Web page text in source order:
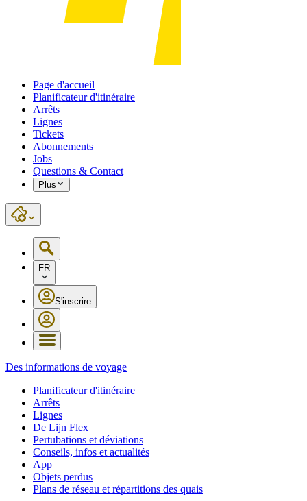
Page d'accueil
Planificateur d'itinéraire
Arrêts
Lignes
Tickets
Abonnements
Jobs
Questions & Contact
Plus
FR
S'inscrire
Des informations de voyage
Planificateur d'itinéraire
Arrêts
Lignes
De Lijn Flex
Pertubations et déviations
Conseils, infos et actualités
App
Objets perdus
Plans de réseau et répartitions des quais